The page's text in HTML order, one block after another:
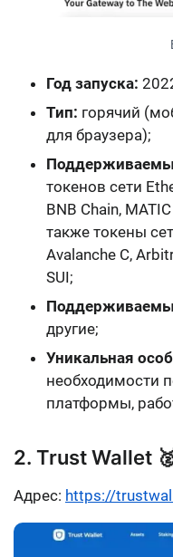
Год запуска:
Тип: горячий
для браузера);
токенов сети
BNB Chain,
также токены
Avalanche C,
SUI;
другие;
Уникальная
необходимости
платформы,
2. Trust Wallet
Адрес: https://